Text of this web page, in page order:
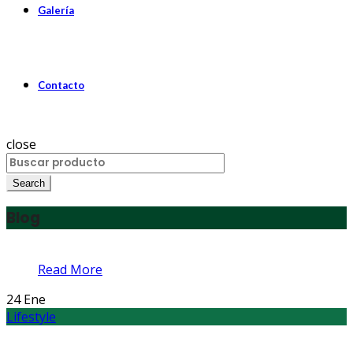
Galería
Contacto
close
Search
for:
Search
Blog
Read More
24Ene
Lifestyle